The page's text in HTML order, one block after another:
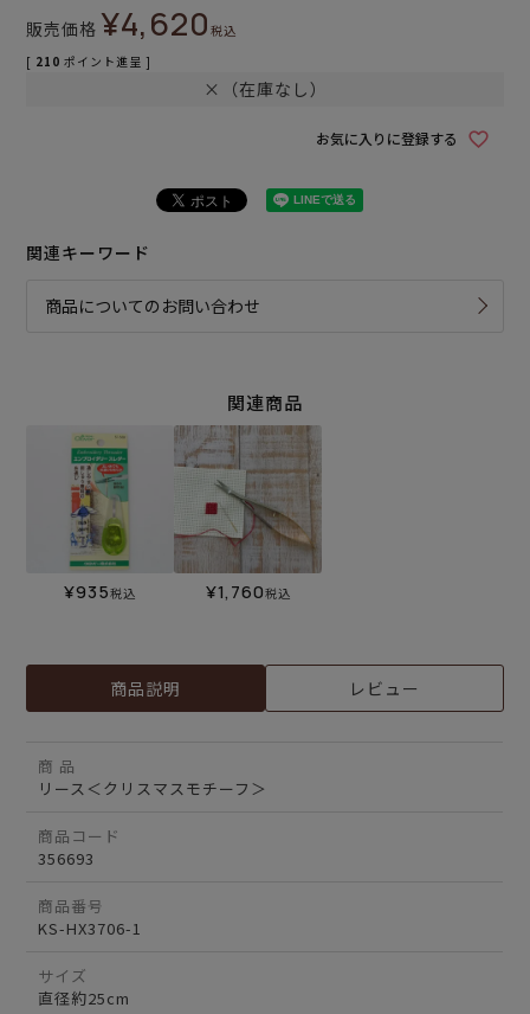
販売価格 ¥4,620税込
[ 210 ポイント進呈 ]
×（在庫なし）
お気に入りに登録する
関連キーワード
商品についてのお問い合わせ
関連商品
¥935税込 ¥1,760税込
商品説明 レビュー
商 品
リース＜クリスマスモチーフ＞
商品コード
356693
商品番号
KS-HX3706-1
サイズ
直径約25cm